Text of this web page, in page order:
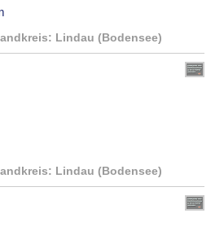
Lindau (Bodensee)
Lindau (Bodensee)